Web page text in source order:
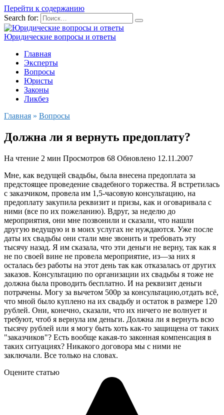
Перейти к содержанию
Search for:
Юридические вопросы и ответы
Главная
Эксперты
Вопросы
Юристы
Законы
Ликбез
Главная » Вопросы
Должна ли я вернуть предоплату?
На чтение 2 мин Просмотров 68 Обновлено 12.11.2007
Мне, как ведущей свадьбы, была внесена предоплата за
предстоящее проведение свадебного торжества. Я встретилась
с заказчиком, провела им 1,5-часовую консультацию, на
предоплату закупила реквизит и призы, как и оговаривала с
ними (все по их пожеланию). Вдруг, за неделю до
мероприятия, они мне позвонили и сказали, что нашли
другую ведущую и в моих услугах не нуждаются. Уже после
даты их свадьбы они стали мне звонить и требовать эту
тысячу назад. Я им сказала, что эти деньги не верну, так как я
не по своей вине не провела мероприятие, из—за них я
осталась без работы на этот день так как отказалась от других
заказов. Консультацию по организации их свадьбы я тоже не
должна была проводить бесплатно. И на реквизит деньги
потрачены. Могу за вычетом 500р за консультацию,отдать всё,
что мной было куплено на их свадьбу и остаток в размере 120
рублей. Они, конечно, сказали, что их ничего не волнует и
требуют, чтоб я вернула им деньги. Должна ли я вернуть всю
тысячу рублей или я могу быть хоть как-то защищена от таких
"заказчиков"? Есть вообще какая-то законная компенсация в
таких ситуациях? Никакого договора мы с ними не
заключали. Все только на словах.
Оцените статью